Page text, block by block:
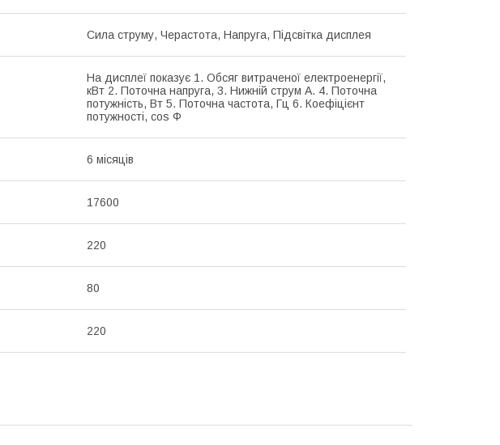
Сила струму, Черастота, Напруга, Підсвітка дисплея
На дисплеї показує 1. Обсяг витраченої електроенергії,
кВт 2. Поточна напруга, 3. Нижній струм А. 4. Поточна
потужність, Вт 5. Поточна частота, Гц 6. Коефіцієнт
потужності, cos Ф
6 місяців
17600
220
80
220